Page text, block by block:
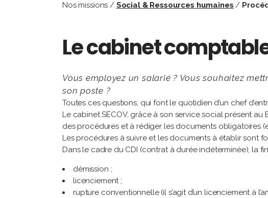
Nos missions / Social & Ressources humaines /
Le cabinet
Vous employez un salarié ? Vous souhaitez
son poste ?
Toutes ces questions, qui font le quotidien d’un chef
Le cabinet SECOV, grâce à son service social présent
des procédures et à rédiger les documents obligatoires
Les procédures à suivre et les documents à établir sont
Dans le cadre du CDI (contrat à durée indéterminée), la
démission ;
licenciement ;
rupture conventionnelle (il s’agit d’un licenciement à